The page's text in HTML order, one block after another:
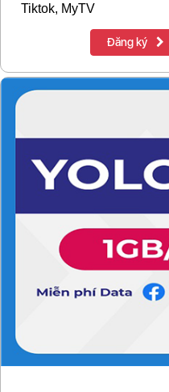
Tiktok, MyTV
Đăng ký